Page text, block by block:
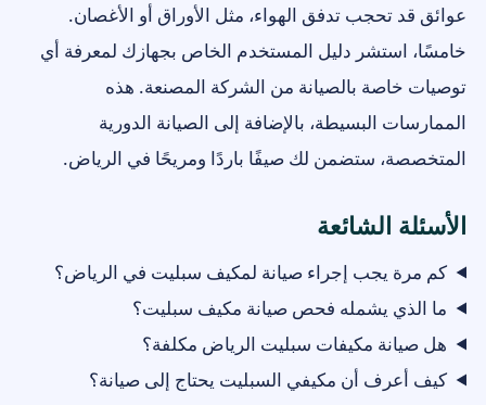
عوائق قد تحجب تدفق الهواء، مثل الأوراق أو الأغصان.
خامسًا، استشر دليل المستخدم الخاص بجهازك لمعرفة أي
توصيات خاصة بالصيانة من الشركة المصنعة. هذه
الممارسات البسيطة، بالإضافة إلى الصيانة الدورية
المتخصصة، ستضمن لك صيفًا باردًا ومريحًا في الرياض.
الأسئلة الشائعة
كم مرة يجب إجراء صيانة لمكيف سبليت في الرياض؟
ما الذي يشمله فحص صيانة مكيف سبليت؟
هل صيانة مكيفات سبليت الرياض مكلفة؟
كيف أعرف أن مكيفي السبليت يحتاج إلى صيانة؟